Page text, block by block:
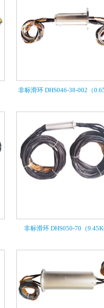
非标滑环 DHS046-38-002（
非标滑环 DHS050-70（